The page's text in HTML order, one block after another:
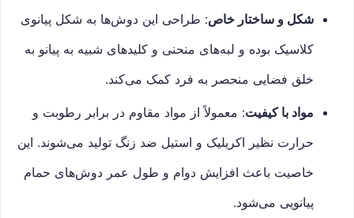
شکل و ساختار خاص: طراحی این دوش‌ها به شکل پیانوی
کلاسیک بوده و لبه‌های منحنی و کلیدهای شبیه به پیانو به
خلق فضایی منحصر به فرد کمک می‌کند.
مواد با کیفیت: معمولاً از مواد مقاوم در برابر رطوبت و
حرارت نظیر اکریلیک و استیل ضد زنگ تولید می‌شوند. این
خاصیت باعث افزایش دوام و طول عمر دوش‌های حمام
پیانویی می‌شود.